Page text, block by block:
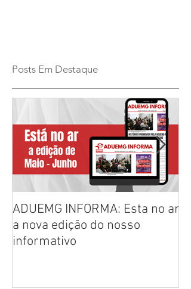
Posts Em Destaque
ADUEMG INFORMA: Esta no ar
a nova edição do nosso
informativo